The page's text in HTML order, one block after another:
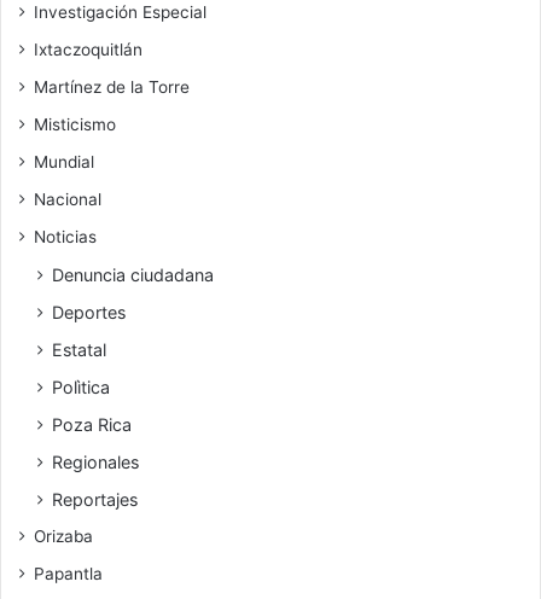
Investigación Especial
Ixtaczoquitlán
Martínez de la Torre
Misticismo
Mundial
Nacional
Noticias
Denuncia ciudadana
Deportes
Estatal
Polìtica
Poza Rica
Regionales
Reportajes
Orizaba
Papantla